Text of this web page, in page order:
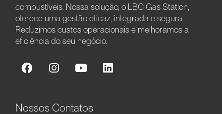
combustíveis. Nossa solução, o LBC Gas Station,
oferece uma gestão eficaz, integrada e segura.
Reduzimos custos operacionais e melhoramos a
eficiência do seu negócio.
Nossos Contatos